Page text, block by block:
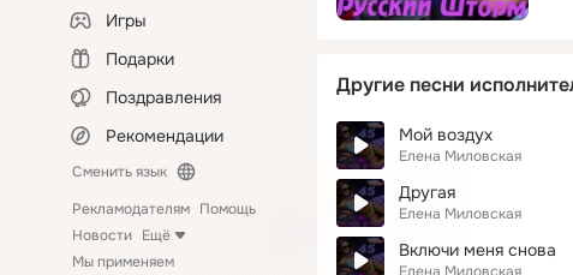
Игры
Подарки
Поздравления
Рекомендации
Сменить язык
Рекламодателям Помощь
Новости Ещё
Мы применяем
Другие песни
Мой воздух
Елена Миловская
Другая
Елена Миловская
Включи меня снова